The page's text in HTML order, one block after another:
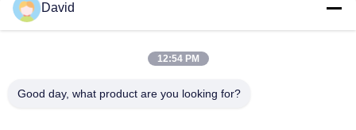
Asbestfreier gewebter Bremsbelag, gewebter Bremsblock,
gewebter Bremsbelag für Ölbohrungen
Bohrmaschine Gewebte Bremsbeläge Harzbremsblöcke für
David
12:54 PM
Good day, what product are you looking for?